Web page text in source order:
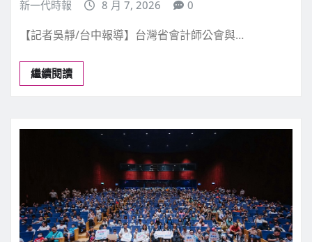
新一代時報 8 月 7, 2026 0
【記者吳靜/台中報導】台灣省會計師公會與…
繼續閱讀